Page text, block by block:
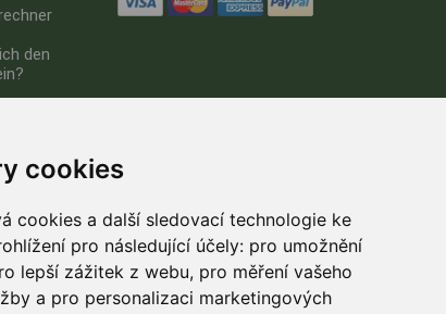
cookies
cookies a další sledovací technologie ke
pro následující účely: pro umožnění
lepší zážitek z webu, pro měření vašeho
a pro personalizaci marketingových
den